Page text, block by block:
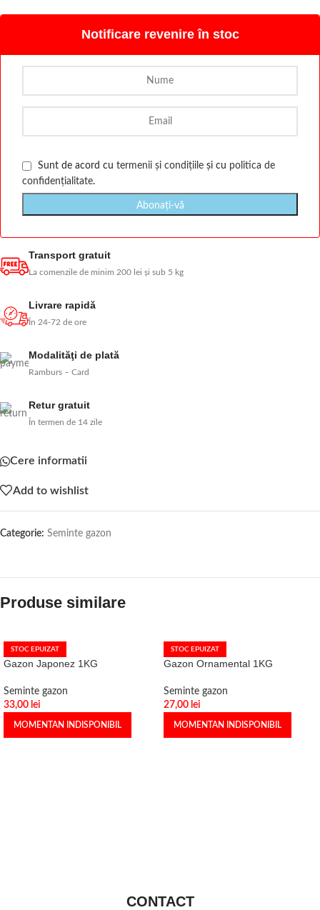
Notificare revenire în stoc
Sunt de acord cu termenii și condițiile și cu politica de
confidențialitate.
Transport gratuit
La comenzile de minim 200 lei și sub 5 kg
Livrare rapidă
În 24-72 de ore
Modalităţi de plată
Ramburs – Card
Retur gratuit
În termen de 14 zile
Cere informatii
Add to wishlist
Categorie: Seminte gazon
Produse similare
STOC EPUIZAT
Gazon Japonez 1KG
Seminte gazon
33,00 lei
MOMENTAN INDISPONIBIL
STOC EPUIZAT
Gazon Ornamental 1KG
Seminte gazon
27,00 lei
MOMENTAN INDISPONIBIL
CONTACT